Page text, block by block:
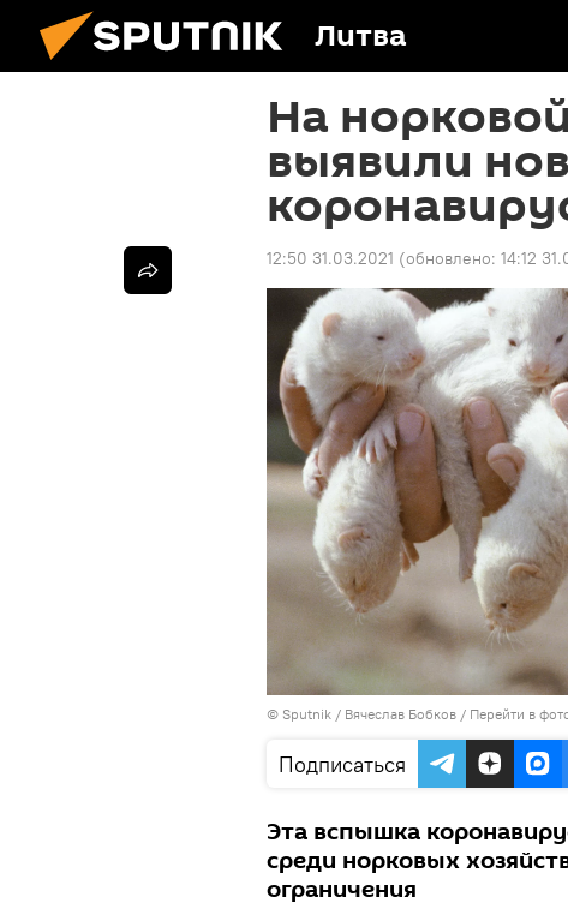
Литва
На
выявили
12:50 31.03.2021 (обновлено: 14:12
© Sputnik / Вячеслав Бобков / Перейти в
Подписаться
Эта вспышка
среди норковых
ограничения